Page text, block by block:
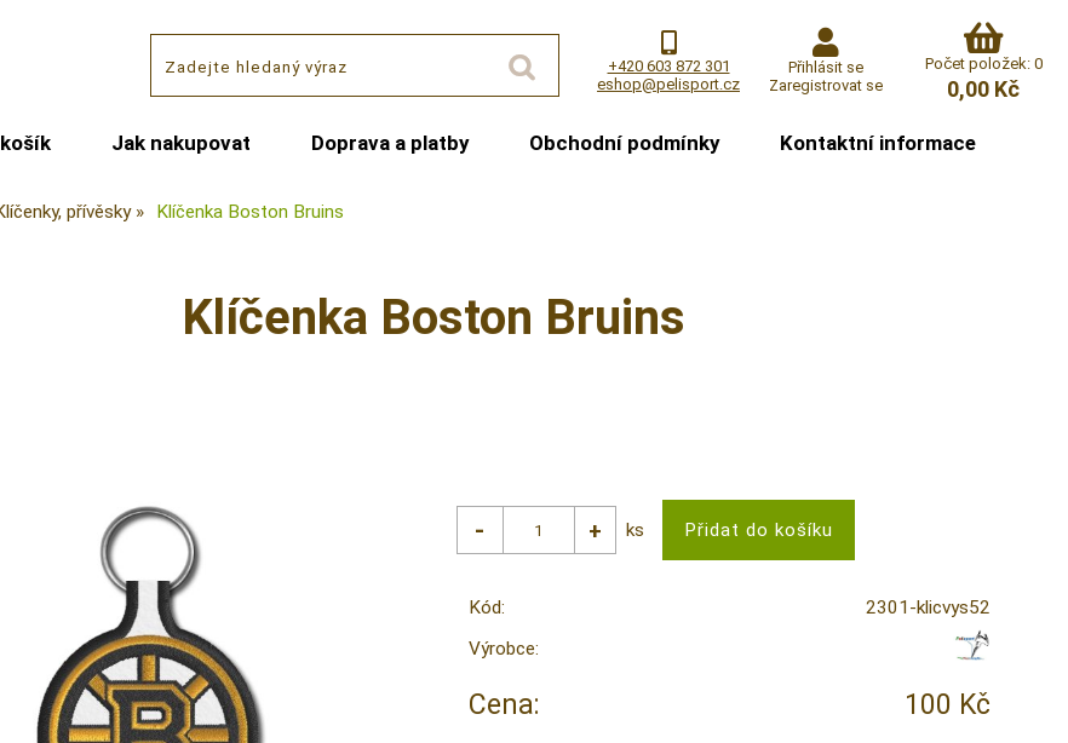
+420 603 872 301
eshop@pelisport.cz
Přihlásit se
Zaregistrovat se
Počet položek: 0
0,00 Kč
Jak nakupovat Doprava a platby Obchodní podmínky Kontaktní informace
přívěsky Klíčenka Boston Bruins
Klíčenka Boston Bruins
ks
Kód:
2301-klicvys52
Výrobce:
Cena: 100 Kč